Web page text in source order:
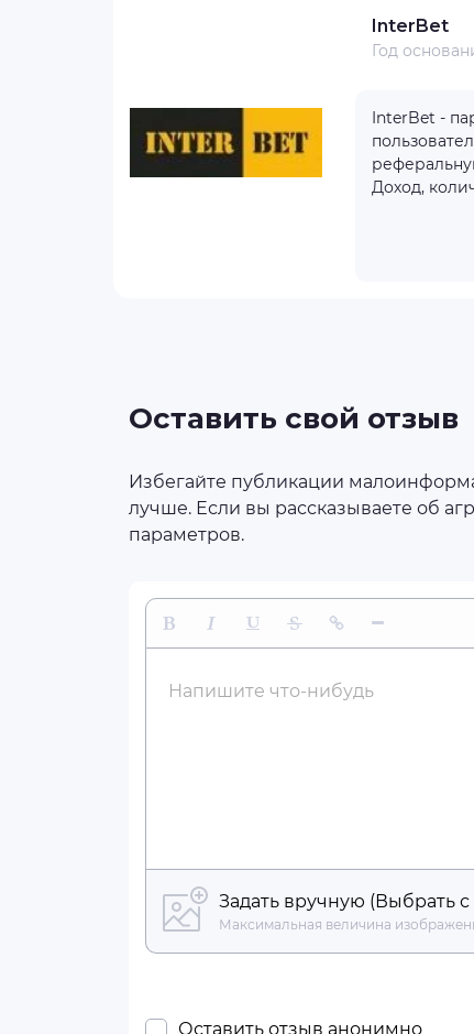
InterBet
Год
InterBet -
Доход,
Оставить свой отзыв
Избегайте публикации
лучше. Если вы рассказываете об
параметров.
Напишите что-нибудь
Задать вручную (Выбрать
Максимальная величина
Оставить отзыв анонимно